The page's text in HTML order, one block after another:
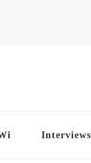
Interviews